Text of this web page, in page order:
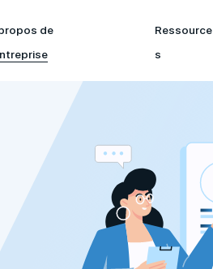
de
Ressource
s